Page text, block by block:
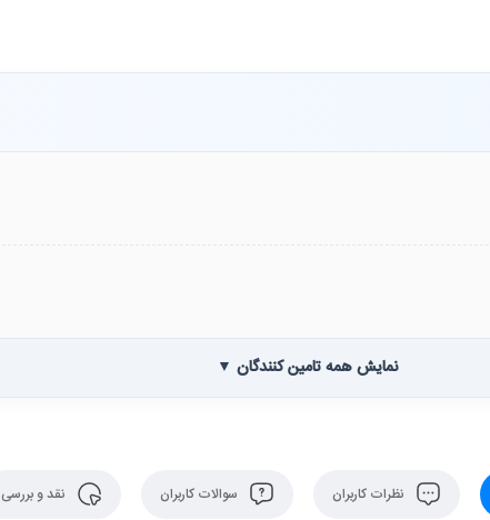
نمایش همه تامین کنندگان ▼
نظرات کاربران سوالات کاربران نقد و بررسی